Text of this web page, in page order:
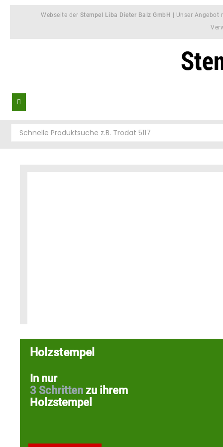
Webseite der Stempel Liba Dieter Balz GmbH
| Unser Angebot
Holzstempel
In nur
3 Schritten zu ihrem
Holzstempel